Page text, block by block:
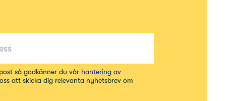
så godkänner du vår hantering av
att skicka dig relevanta nyhetsbrev om